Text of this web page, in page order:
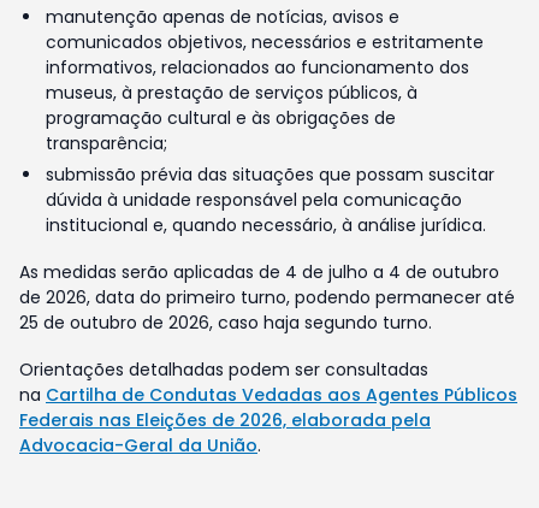
manutenção apenas de notícias, avisos e
comunicados objetivos, necessários e estritamente
informativos, relacionados ao funcionamento dos
museus, à prestação de serviços públicos, à
programação cultural e às obrigações de
transparência;
submissão prévia das situações que possam suscitar
dúvida à unidade responsável pela comunicação
institucional e, quando necessário, à análise jurídica.
As medidas serão aplicadas de 4 de julho a 4 de outubro
de 2026, data do primeiro turno, podendo permanecer até
25 de outubro de 2026, caso haja segundo turno.
Orientações detalhadas podem ser consultadas
na Cartilha de Condutas Vedadas aos Agentes Públicos
Federais nas Eleições de 2026, elaborada pela
Advocacia-Geral da União.